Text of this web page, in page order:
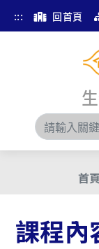
::: 回首頁
首頁
課程內